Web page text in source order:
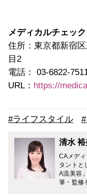
メディカルチェッ
住所：東京都新宿
目2
電話： 03-6822-
URL： https://
#ライフスタイル
清水
CAメデ
タントと
A流美容
筆・監修